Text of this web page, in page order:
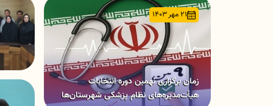
21 مهر 1403
زمان برگزاری نهمین دوره انتخابات
هیأت‌مدیره‌های نظام پزشکی شهرستان‌ها